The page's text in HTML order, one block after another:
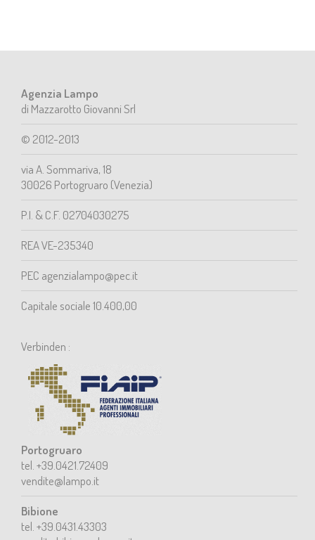
Agenzia Lampo
di Mazzarotto Giovanni Srl
© 2012-2013
via A. Sommariva, 18
30026 Portogruaro (Venezia)
P.I. & C.F. 02704030275
REA VE-235340
PEC agenzialampo@pec.it
Capitale sociale 10.400,00
Verbinden :
Portogruaro
tel. +39.0421.72409
vendite@lampo.it
Bibione
tel. +39.0431.43303